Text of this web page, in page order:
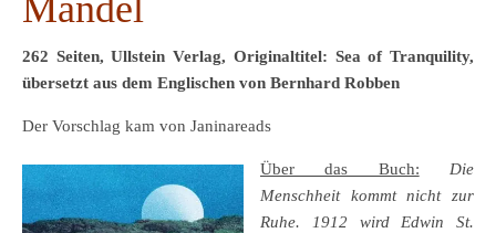
Mandel
262 Seiten, Ullstein Verlag, Originaltitel: Sea of Tranquility,
übersetzt aus dem Englischen von Bernhard Robben
Der Vorschlag kam von Janinareads
Über das Buch:
Die
Menschheit kommt nicht zur
Ruhe. 1912 wird Edwin St.